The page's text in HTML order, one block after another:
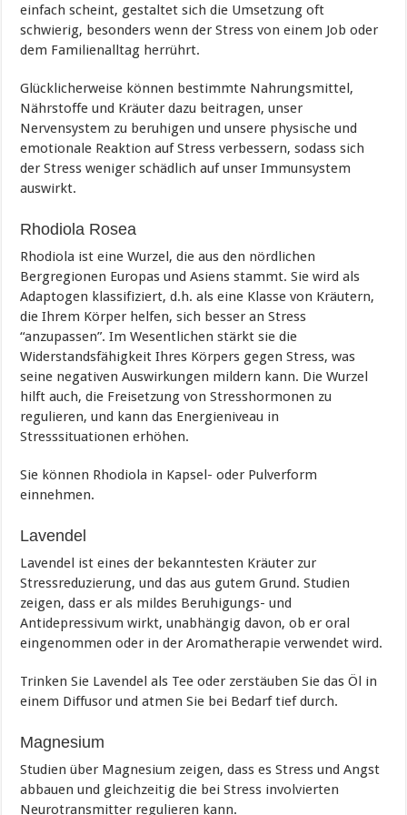
einfach scheint, gestaltet sich die Umsetzung oft
schwierig, besonders wenn der Stress von einem Job oder
dem Familienalltag herrührt.
Glücklicherweise können bestimmte Nahrungsmittel,
Nährstoffe und Kräuter dazu beitragen, unser
Nervensystem zu beruhigen und unsere physische und
emotionale Reaktion auf Stress verbessern, sodass sich
der Stress weniger schädlich auf unser Immunsystem
auswirkt.
Rhodiola Rosea
Rhodiola ist eine Wurzel, die aus den nördlichen
Bergregionen Europas und Asiens stammt. Sie wird als
Adaptogen klassifiziert, d.h. als eine Klasse von Kräutern,
die Ihrem Körper helfen, sich besser an Stress
“anzupassen”. Im Wesentlichen stärkt sie die
Widerstandsfähigkeit Ihres Körpers gegen Stress, was
seine negativen Auswirkungen mildern kann. Die Wurzel
hilft auch, die Freisetzung von Stresshormonen zu
regulieren, und kann das Energieniveau in
Stresssituationen erhöhen.
Sie können Rhodiola in Kapsel- oder Pulverform
einnehmen.
Lavendel
Lavendel ist eines der bekanntesten Kräuter zur
Stressreduzierung, und das aus gutem Grund. Studien
zeigen, dass er als mildes Beruhigungs- und
Antidepressivum wirkt, unabhängig davon, ob er oral
eingenommen oder in der Aromatherapie verwendet wird.
Trinken Sie Lavendel als Tee oder zerstäuben Sie das Öl in
einem Diffusor und atmen Sie bei Bedarf tief durch.
Magnesium
Studien über Magnesium zeigen, dass es Stress und Angst
abbauen und gleichzeitig die bei Stress involvierten
Neurotransmitter regulieren kann.